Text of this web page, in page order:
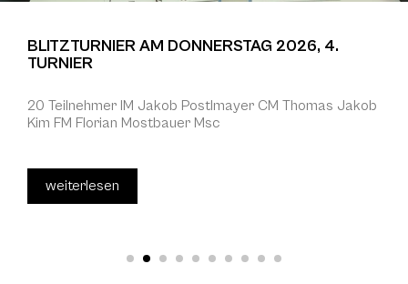
BLITZTURNIER AM DONNERSTAG 2026, 4.
TURNIER
20 Teilnehmer IM Jakob Postlmayer CM Thomas Jakob
Kim FM Florian Mostbauer Msc
weiterlesen